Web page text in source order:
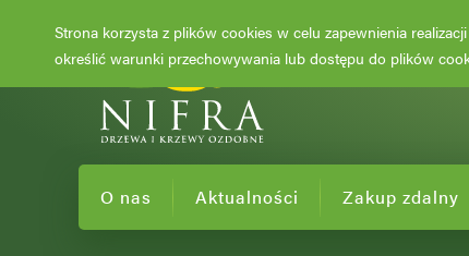
O nas Aktualności Zakup zdalny
Strona korzysta z plików cookies w celu zapewnienia
określić warunki przechowywania lub dostępu do plików